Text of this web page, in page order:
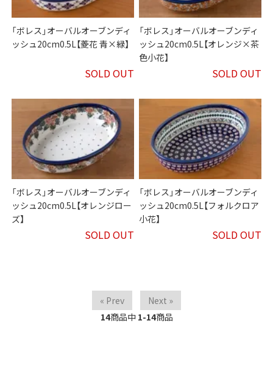
「ボレス」オーバルオーブンディ
ッシュ20cm0.5L【菱花 青×緑】
SOLD OUT
「ボレス」オーバルオーブンディ
ッシュ20cm0.5L【オレンジ×茶
色小花】
SOLD OUT
「ボレス」オーバルオーブンディ
ッシュ20cm0.5L【オレンジロー
ズ】
SOLD OUT
「ボレス」オーバルオーブンディ
ッシュ20cm0.5L【フォルクロア
小花】
SOLD OUT
« Prev
Next »
14商品中 1-14商品